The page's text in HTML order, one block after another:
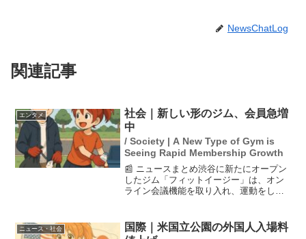
NewsChatLog
関連記事
エンタメ
社会｜新しい形のジム、会員急増
中
/ Society | A New Type of Gym is
Seeing Rapid Membership Growth
📰 ニュースまとめ渋谷に新たにオープン
したジム「フィットイージー」は、オン
ライン会議機能を取り入れ、運動をしな
トネス形態が乱立する中で、単に「痩せ
る」ことを目的とせず、...
ニュース・社会
国際｜米国立公園の外国人入場料